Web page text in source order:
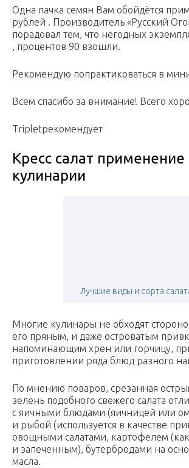
Одна пачка семян Вам обойдётся
рублей . Производитель «Русский
порадовал тем, что негодных
, процентов 90 взошли.
Рекомендую попрактиковаться в
Всем спасибо за внимание! Всего
Tripletрекомендует
Кресс салат применение
кулинарии
Лучшие виды и сорта
Многие кулинары не обходят
его пряным, и даже островатым
напоминающим хрен или горчицу,
приготовлении ряда блюд разного
По мнению поваров, срезанная
зелень подобного свежего салата
с яичными блюдами (яичницей или
и рыбой (используется в качестве
овощными салатами, картофелем
и запеченным), бутербродами на
масла.